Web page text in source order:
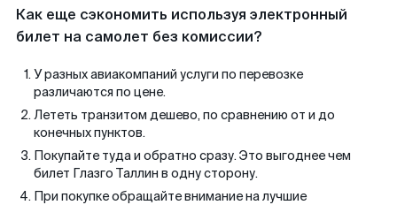
Как еще сэкономить используя электронный
билет на самолет без комиссии?
У разных авиакомпаний услуги по перевозке
различаются по цене.
Лететь транзитом дешево, по сравнению от и до
конечных пунктов.
Покупайте туда и обратно сразу. Это выгоднее чем
билет Глазго Таллин в одну сторону.
При покупке обращайте внимание на лучшие